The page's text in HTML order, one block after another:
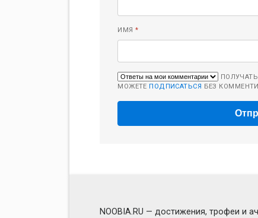
ИМЯ *
МОЖЕТЕ ПОДПИСАТЬСЯ БЕЗ
NOOBIA.RU — достижения, трофеи и